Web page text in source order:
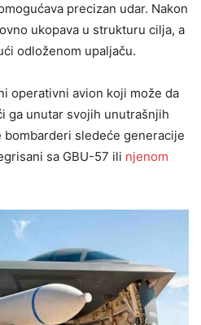
precizan udar. Nakon
ukopava u strukturu cilja, a
odloženom upaljaču.
operativni avion koji može da
ga unutar svojih unutrašnjih
bombarderi sledeće generacije
sa GBU-57 ili njenom